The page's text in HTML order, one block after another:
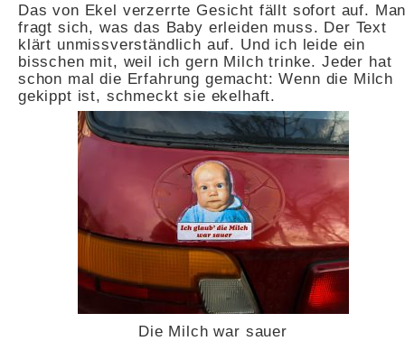
Das von Ekel verzerrte Gesicht fällt sofort auf.
fragt sich, was das Baby erleiden muss. Der Text
klärt unmissverständlich auf. Und ich leide ein
bisschen mit, weil ich gern Milch trinke. Jeder hat
schon mal die Erfahrung gemacht: Wenn die Milch
gekippt ist, schmeckt sie ekelhaft.
Die Milch war sauer